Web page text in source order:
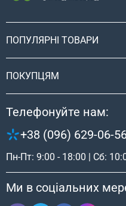
ПОПУЛЯРНІ ТОВАРИ
ПОКУПЦЯМ
Телефонуйте нам:
+38 (096) 629-06-
Пн-Пт: 9:00 - 18:00 | Сб:
Ми в соціальних